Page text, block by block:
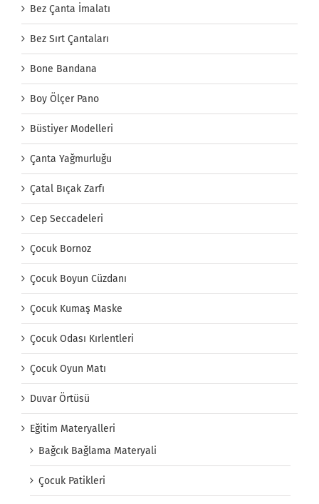
Bez Çanta İmalatı
Bez Sırt Çantaları
Bone Bandana
Boy Ölçer Pano
Büstiyer Modelleri
Çanta Yağmurluğu
Çatal Bıçak Zarfı
Cep Seccadeleri
Çocuk Bornoz
Çocuk Boyun Cüzdanı
Çocuk Kumaş Maske
Çocuk Odası Kırlentleri
Çocuk Oyun Matı
Duvar Örtüsü
Eğitim Materyalleri
Bağcık Bağlama Materyali
Çocuk Patikleri